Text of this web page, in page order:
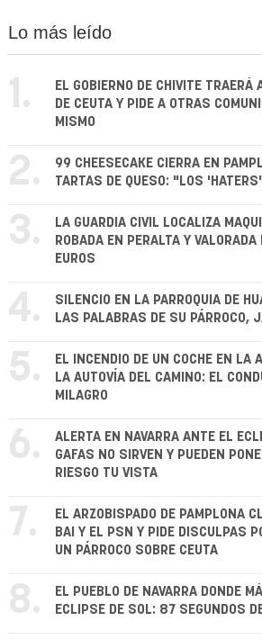
Lo más leído
1.
EL GOBIERNO DE CHIVITE TRAERÁ
DE CEUTA Y PIDE A OTRAS
MISMO
2.
99 CHEESECAKE CIERRA EN
TARTAS DE QUESO: "LOS
3.
LA GUARDIA CIVIL LOCALIZA
ROBADA EN PERALTA Y
EUROS
4.
SILENCIO EN LA PARROQUIA DE
LAS PALABRAS DE SU PÁRROCO,
5.
EL INCENDIO DE UN COCHE EN LA
LA AUTOVÍA DEL CAMINO: EL
MILAGRO
6.
ALERTA EN NAVARRA ANTE EL
GAFAS NO SIRVEN Y PUEDEN
RIESGO TU VISTA
7.
EL ARZOBISPADO DE PAMPLONA
BAI Y EL PSN Y PIDE DISCULPAS
UN PÁRROCO SOBRE CEUTA
8.
EL PUEBLO DE NAVARRA DONDE
ECLIPSE DE SOL: 87 SEGUNDOS